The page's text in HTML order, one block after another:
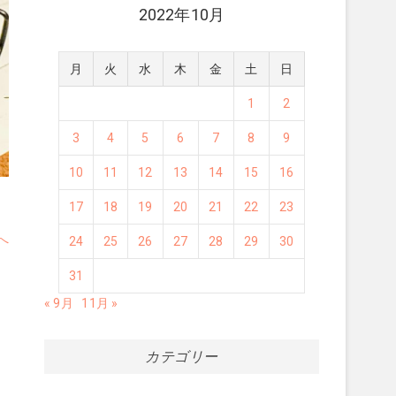
次
2022年10月
月 火 水 木 金 土 日
1 2
3 4 5 6 7 8 9
10 11 12 13 14 15 16
17 18 19 20 21 22 23
24 25 26 27 28 29 30
31
« 9月
11月 »
カテゴリー